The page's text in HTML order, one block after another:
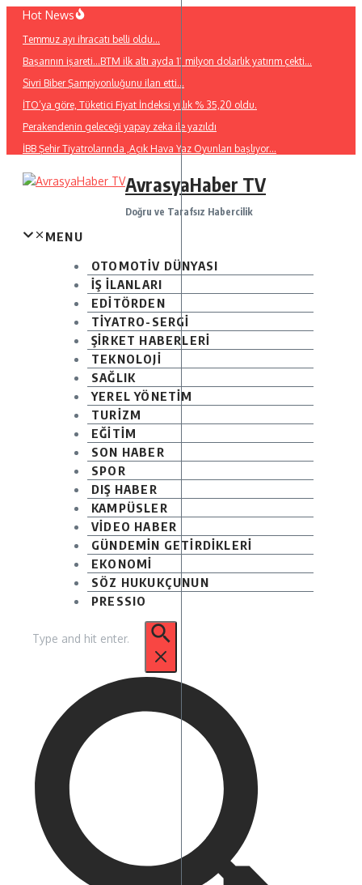
İçeriğe
Hot News
Temmuz ayı ihracatı belli oldu…
Başarının işareti…BTM ilk altı ayda 11 milyon dolarlık yatırım çekti…
Sivri Biber Şampiyonluğunu ilan etti…
İTO’ya göre, Tüketici Fiyat İndeksi yıllık % 35,20 oldu.
Perakendenin geleceği yapay zeka ile yazıldı
İBB Şehir Tiyatrolarında ,Açık Hava Yaz Oyunları başlıyor…
AvrasyaHaber TV
Doğru ve Tarafsız Habercilik
MENU
OTOMOTİV DÜNYASI
İŞ İLANLARI
EDİTÖRDEN
TİYATRO-SERGİ
ŞİRKET HABERLERİ
TEKNOLOJİ
SAĞLIK
YEREL YÖNETİM
TURİZM
EĞİTİM
SON HABER
SPOR
DIŞ HABER
KAMPÜSLER
VİDEO HABER
GÜNDEMİN GETİRDİKLERİ
EKONOMİ
SÖZ HUKUKÇUNUN
PRESSIO